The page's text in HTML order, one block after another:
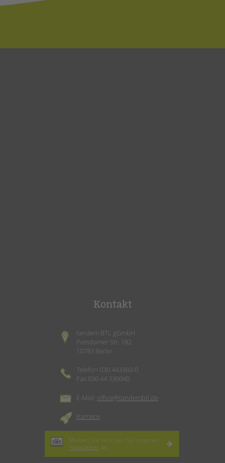
Kontakt
tandem BTL gGmbH
Potsdamer Str. 182
10783 Berlin
Telefon 030 443360-0
Fax 030 44 336040
E-Mail: office@tandembtl.de
Karriere
Melden Sie sich hier für unseren
Newsletter an.